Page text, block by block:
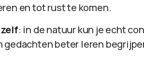
en tot rust te komen.
: in de natuur kun je echt
gedachten beter leren